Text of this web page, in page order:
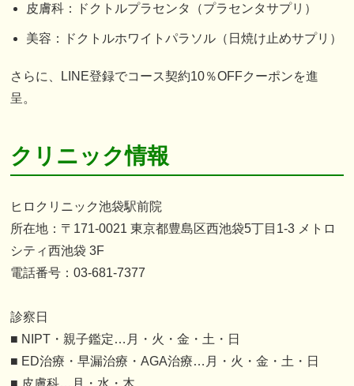
皮膚科：ドクトルプラセンタ（プラセンタサプリ）
美容：ドクトルホワイトパラソル（日焼け止めサプリ）
さらに、LINE登録でコース契約10％OFFクーポンを進
呈。
クリニック情報
ヒロクリニック池袋駅前院
所在地：〒171-0021 東京都豊島区西池袋5丁目1-3 メトロ
シティ西池袋 3F
電話番号：03-681-7377
診察日
■ NIPT・親子鑑定…月・火・金・土・日
■ ED治療・早漏治療・AGA治療…月・火・金・土・日